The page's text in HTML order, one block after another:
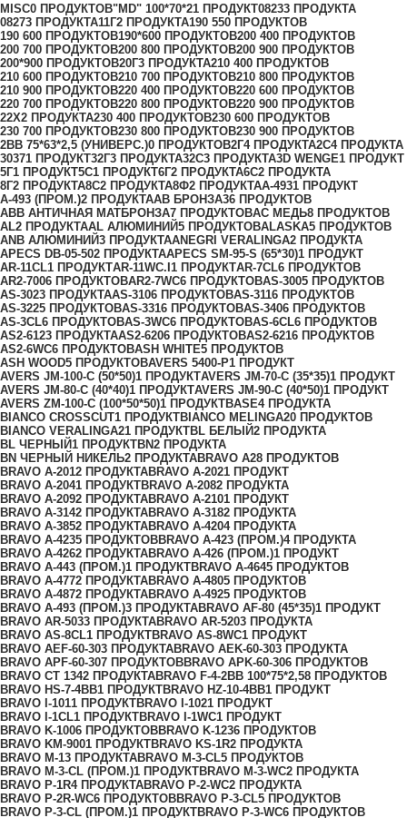
MISC0 ПРОДУКТОВ"MD" 100*70*21 ПРОДУКТ08233 ПРОДУКТА
08273 ПРОДУКТА11Г2 ПРОДУКТА190 550 ПРОДУКТОВ
190 600 ПРОДУКТОВ190*600 ПРОДУКТОВ200 400 ПРОДУКТОВ
200 700 ПРОДУКТОВ200 800 ПРОДУКТОВ200 900 ПРОДУКТОВ
200*900 ПРОДУКТОВ20Г3 ПРОДУКТА210 400 ПРОДУКТОВ
210 600 ПРОДУКТОВ210 700 ПРОДУКТОВ210 800 ПРОДУКТОВ
210 900 ПРОДУКТОВ220 400 ПРОДУКТОВ220 600 ПРОДУКТОВ
220 700 ПРОДУКТОВ220 800 ПРОДУКТОВ220 900 ПРОДУКТОВ
22Х2 ПРОДУКТА230 400 ПРОДУКТОВ230 600 ПРОДУКТОВ
230 700 ПРОДУКТОВ230 800 ПРОДУКТОВ230 900 ПРОДУКТОВ
2ВВ 75*63*2,5 (УНИВЕРС.)0 ПРОДУКТОВ2Г4 ПРОДУКТА2С4 ПРОДУКТА
30371 ПРОДУКТ32Г3 ПРОДУКТА32С3 ПРОДУКТА3D WENGE1 ПРОДУКТ
5Г1 ПРОДУКТ5С1 ПРОДУКТ6Г2 ПРОДУКТА6С2 ПРОДУКТА
8Г2 ПРОДУКТА8С2 ПРОДУКТА8Ф2 ПРОДУКТАA-4931 ПРОДУКТ
A-493 (ПРОМ.)2 ПРОДУКТАAB БРОНЗА36 ПРОДУКТОВ
ABB АНТИЧНАЯ МАТБРОНЗА7 ПРОДУКТОВAC МЕДЬ8 ПРОДУКТОВ
AL2 ПРОДУКТАAL АЛЮМИНИЙ5 ПРОДУКТОВALASKA5 ПРОДУКТОВ
ANB АЛЮМИНИЙ3 ПРОДУКТАANEGRI VERALINGA2 ПРОДУКТА
APECS DB-05-502 ПРОДУКТАAPECS SM-95-S (65*30)1 ПРОДУКТ
AR-11CL1 ПРОДУКТAR-11WC.I1 ПРОДУКТAR-7CL6 ПРОДУКТОВ
AR2-7006 ПРОДУКТОВAR2-7WC6 ПРОДУКТОВAS-3005 ПРОДУКТОВ
AS-3023 ПРОДУКТАAS-3106 ПРОДУКТОВAS-3116 ПРОДУКТОВ
AS-3225 ПРОДУКТОВAS-3316 ПРОДУКТОВAS-3406 ПРОДУКТОВ
AS-3CL6 ПРОДУКТОВAS-3WC6 ПРОДУКТОВAS-6CL6 ПРОДУКТОВ
AS2-6123 ПРОДУКТАAS2-6206 ПРОДУКТОВAS2-6216 ПРОДУКТОВ
AS2-6WC6 ПРОДУКТОВASH WHITE5 ПРОДУКТОВ
ASH WOOD5 ПРОДУКТОВAVERS 5400-P1 ПРОДУКТ
AVERS JМ-100-С (50*50)1 ПРОДУКТAVERS JМ-70-С (35*35)1 ПРОДУКТ
AVERS JМ-80-С (40*40)1 ПРОДУКТAVERS JМ-90-С (40*50)1 ПРОДУКТ
AVERS ZM-100-С (100*50*50)1 ПРОДУКТBASE4 ПРОДУКТА
BIANCO CROSSCUT1 ПРОДУКТBIANCO MELINGA20 ПРОДУКТОВ
BIANCO VERALINGA21 ПРОДУКТBL БЕЛЫЙ2 ПРОДУКТА
BL ЧЕРНЫЙ1 ПРОДУКТBN2 ПРОДУКТА
BN ЧЕРНЫЙ НИКЕЛЬ2 ПРОДУКТАBRAVO A28 ПРОДУКТОВ
BRAVO A-2012 ПРОДУКТАBRAVO A-2021 ПРОДУКТ
BRAVO A-2041 ПРОДУКТBRAVO A-2082 ПРОДУКТА
BRAVO A-2092 ПРОДУКТАBRAVO A-2101 ПРОДУКТ
BRAVO A-3142 ПРОДУКТАBRAVO A-3182 ПРОДУКТА
BRAVO A-3852 ПРОДУКТАBRAVO A-4204 ПРОДУКТА
BRAVO A-4235 ПРОДУКТОВBRAVO A-423 (ПРОМ.)4 ПРОДУКТА
BRAVO A-4262 ПРОДУКТАBRAVO A-426 (ПРОМ.)1 ПРОДУКТ
BRAVO A-443 (ПРОМ.)1 ПРОДУКТBRAVO A-4645 ПРОДУКТОВ
BRAVO A-4772 ПРОДУКТАBRAVO A-4805 ПРОДУКТОВ
BRAVO A-4872 ПРОДУКТАBRAVO A-4925 ПРОДУКТОВ
BRAVO A-493 (ПРОМ.)3 ПРОДУКТАBRAVO AF-80 (45*35)1 ПРОДУКТ
BRAVO AR-5033 ПРОДУКТАBRAVO AR-5203 ПРОДУКТА
BRAVO AS-8CL1 ПРОДУКТBRAVO AS-8WC1 ПРОДУКТ
BRAVO AЕF-60-303 ПРОДУКТАBRAVO AЕK-60-303 ПРОДУКТА
BRAVO AРF-60-307 ПРОДУКТОВBRAVO AРK-60-306 ПРОДУКТОВ
BRAVO CT 1342 ПРОДУКТАBRAVO F-4-2BB 100*75*2,58 ПРОДУКТОВ
BRAVO HS-7-4BB1 ПРОДУКТBRAVO HZ-10-4BB1 ПРОДУКТ
BRAVO I-1011 ПРОДУКТBRAVO I-1021 ПРОДУКТ
BRAVO I-1CL1 ПРОДУКТBRAVO I-1WC1 ПРОДУКТ
BRAVO K-1006 ПРОДУКТОВBRAVO K-1236 ПРОДУКТОВ
BRAVO KM-9001 ПРОДУКТBRAVO KS-1R2 ПРОДУКТА
BRAVO M-13 ПРОДУКТАBRAVO M-3-CL5 ПРОДУКТОВ
BRAVO M-3-CL (ПРОМ.)1 ПРОДУКТBRAVO M-3-WC2 ПРОДУКТА
BRAVO P-1R4 ПРОДУКТАBRAVO P-2-WC2 ПРОДУКТА
BRAVO P-2R-WC6 ПРОДУКТОВBRAVO P-3-CL5 ПРОДУКТОВ
BRAVO P-3-CL (ПРОМ.)1 ПРОДУКТBRAVO P-3-WC6 ПРОДУКТОВ